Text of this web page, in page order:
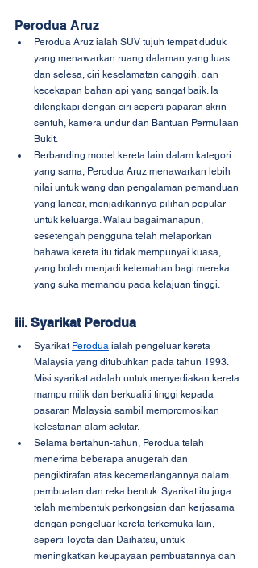
Perodua Aruz
Perodua Aruz ialah SUV tujuh tempat duduk
yang menawarkan ruang dalaman yang luas
dan selesa, ciri keselamatan canggih, dan
kecekapan bahan api yang sangat baik. Ia
dilengkapi dengan ciri seperti paparan skrin
sentuh, kamera undur dan Bantuan Permulaan
Bukit.
Berbanding model kereta lain dalam kategori
yang sama, Perodua Aruz menawarkan lebih
nilai untuk wang dan pengalaman pemanduan
yang lancar, menjadikannya pilihan popular
untuk keluarga. Walau bagaimanapun,
sesetengah pengguna telah melaporkan
bahawa kereta itu tidak mempunyai kuasa,
yang boleh menjadi kelemahan bagi mereka
yang suka memandu pada kelajuan tinggi.
iii. Syarikat Perodua
Syarikat Perodua ialah pengeluar kereta
Malaysia yang ditubuhkan pada tahun 1993.
Misi syarikat adalah untuk menyediakan kereta
mampu milik dan berkualiti tinggi kepada
pasaran Malaysia sambil mempromosikan
kelestarian alam sekitar.
Selama bertahun-tahun, Perodua telah
menerima beberapa anugerah dan
pengiktirafan atas kecemerlangannya dalam
pembuatan dan reka bentuk. Syarikat itu juga
telah membentuk perkongsian dan kerjasama
dengan pengeluar kereta terkemuka lain,
seperti Toyota dan Daihatsu, untuk
meningkatkan keupayaan pembuatannya dan